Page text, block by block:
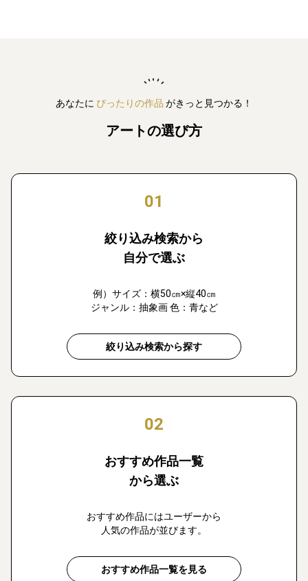
あなたに ぴったりの作品 がきっと見つかる！
アートの選び方
01
絞り込み検索から
自分で選ぶ
例）サイズ：横50㎝×縦40㎝
ジャンル：抽象画 色：青など
絞り込み検索から探す
02
おすすめ作品一覧
から選ぶ
おすすめ作品にはユーザーから
人気の作品が並びます。
おすすめ作品一覧を見る